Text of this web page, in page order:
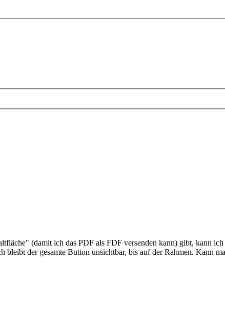
(damit ich das PDF als FDF versenden kann) gibt, kann
der gesamte Button unsichtbar, bis auf der Rahmen. Kann